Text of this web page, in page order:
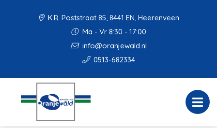
K.R. Poststraat 85, 8441 EN, Heerenveen
Ma - Vr 8:30 - 17:00
info@oranjewald.nl
0513-682334